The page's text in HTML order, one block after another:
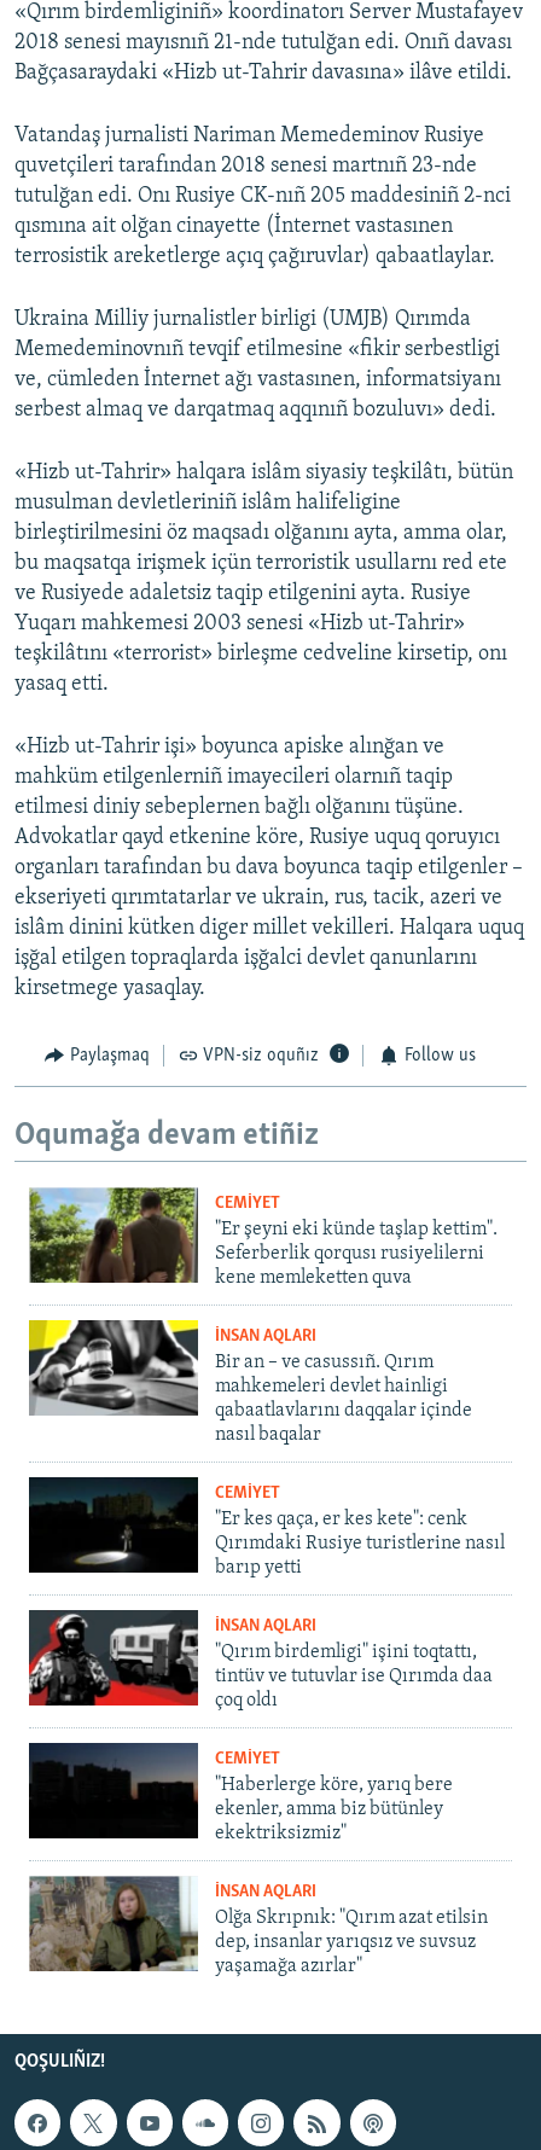
«Qırım birdemliginiñ» koordinatorı Server Mustafayev
2018 senesi mayısnıñ 21-nde tutulğan edi. Onıñ davası
Bağçasaraydaki «Hizb ut-Tahrir davasına» ilâve etildi.
Vatandaş jurnalisti Nariman Memedeminov Rusiye
quvetçileri tarafından 2018 senesi martnıñ 23-nde
tutulğan edi. Onı Rusiye CK-nıñ 205 maddesiniñ 2-nci
qısmına ait olğan cinayette (İnternet vastasınen
terrosistik areketlerge açıq çağıruvlar) qabaatlaylar.
Ukraina Milliy jurnalistler birligi (UMJB) Qırımda
Memedeminovnıñ tevqif etilmesine «fikir serbestligi
ve, cümleden İnternet ağı vastasınen, informatsiyanı
serbest almaq ve darqatmaq aqqınıñ bozuluvı» dedi.
«Hizb ut-Tahrir» halqara islâm siyasiy teşkilâtı, bütün
musulman devletleriniñ islâm halifeligine
birleştirilmesini öz maqsadı olğanını ayta, amma olar,
bu maqsatqa irişmek içün terroristik usullarnı red ete
ve Rusiyede adaletsiz taqip etilgenini ayta. Rusiye
Yuqarı mahkemesi 2003 senesi «Hizb ut-Tahrir»
teşkilâtını «terrorist» birleşme cedveline kirsetip, onı
yasaq etti.
«Hizb ut-Tahrir işi» boyunca apiske alınğan ve
mahküm etilgenlerniñ imayecileri olarnıñ taqip
etilmesi diniy sebeplernen bağlı olğanını tüşüne.
Advokatlar qayd etkenine köre, Rusiye uquq qoruyıcı
organları tarafından bu dava boyunca taqip etilgenler –
ekseriyeti qırımtatarlar ve ukrain, rus, tacik, azeri ve
islâm dinini kütken diger millet vekilleri. Halqara uquq
işğal etilgen topraqlarda işğalci devlet qanunlarını
kirsetmege yasaqlay.
Paylaşmaq VPN-siz oquñız Follow us
Oqumağa devam etiñiz
CEMİYET
"Er şeyni eki künde taşlap kettim".
Seferberlik qorqusı rusiyelilerni
kene memleketten quva
İNSAN AQLARI
Bir an – ve casussıñ. Qırım
mahkemeleri devlet hainligi
qabaatlavlarını daqqalar içinde
nasıl baqalar
CEMİYET
"Er kes qaça, er kes kete": cenk
Qırımdaki Rusiye turistlerine nasıl
barıp yetti
İNSAN AQLARI
"Qırım birdemligi" işini toqtattı,
tintüv ve tutuvlar ise Qırımda daa
çoq oldı
CEMİYET
"Haberlerge köre, yarıq bere
ekenler, amma biz bütünley
ekektriksizmiz"
İNSAN AQLARI
Olğa Skrıpnık: "Qırım azat etilsin
dep, insanlar yarıqsız ve suvsuz
yaşamağa azırlar"
QOŞULIÑIZ!